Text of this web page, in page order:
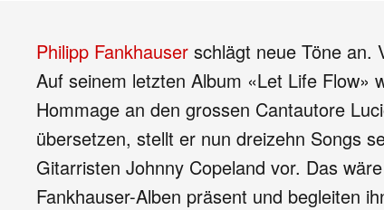
Philipp Fankhauser schlägt neue Töne an.
Auf seinem letzten Album «Let Life Flow»
Hommage an den grossen Cantautore
übersetzen, stellt er nun dreizehn Songs
Gitarristen Johnny Copeland vor. Das
Fankhauser-Alben präsent und begleiten